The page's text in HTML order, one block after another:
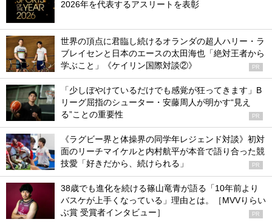
2026年を代表するアスリートを表彰
世界の頂点に君臨し続けるオランダの超人ハリー・ラ
ブレイセンと日本のエースの太田海也「絶対王者から
学ぶこと」《ケイリン国際対談②》
PR
「少しぼやけているだけでも感覚が狂ってきます」B
リーグ屈指のシューター・安藤周人が明かす“見え
る”ことの重要性
PR
《ラグビー界と体操界の同学年レジェンド対談》初対
面のリーチマイケルと内村航平が本音で語り合った競
技愛「好きだから、続けられる」
PR
38歳でも進化を続ける篠山竜青が語る「10年前より
バスケが上手くなっている」理由とは。［MVVりらい
ぶ賞 受賞者インタビュー］
PR